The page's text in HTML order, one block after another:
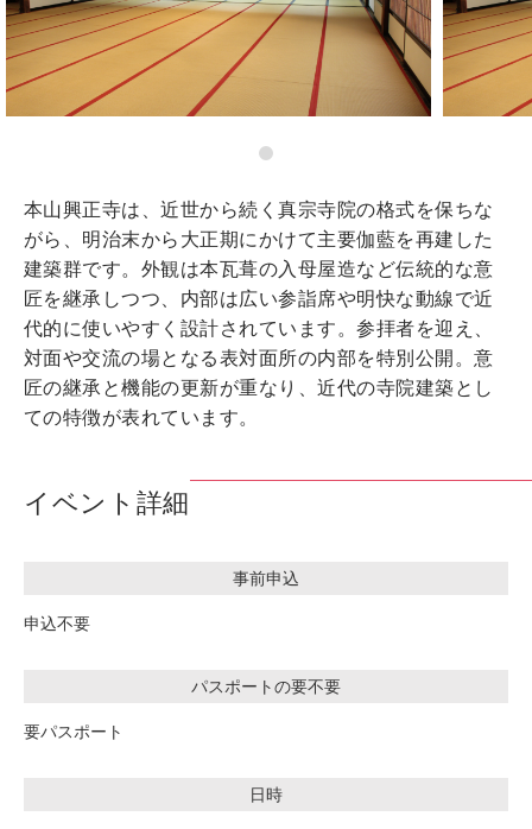
本山興正寺は、近世から続く真宗寺院の格式を保ちな
がら、明治末から大正期にかけて主要伽藍を再建した
建築群です。外観は本瓦葺の入母屋造など伝統的な意
匠を継承しつつ、内部は広い参詣席や明快な動線で近
代的に使いやすく設計されています。参拝者を迎え、
対面や交流の場となる表対面所の内部を特別公開。意
匠の継承と機能の更新が重なり、近代の寺院建築とし
ての特徴が表れています。
イベント詳細
事前申込
申込不要
パスポートの要不要
要パスポート
日時